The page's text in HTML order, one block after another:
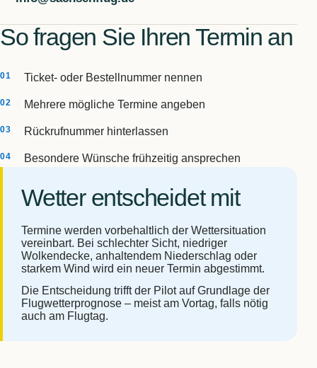
So fragen Sie Ihren Termin an
Ticket- oder Bestellnummer nennen
Mehrere mögliche Termine angeben
Rückrufnummer hinterlassen
Besondere Wünsche frühzeitig ansprechen
Wetter entscheidet mit
Termine werden vorbehaltlich der Wettersituation
vereinbart. Bei schlechter Sicht, niedriger
Wolkendecke, anhaltendem Niederschlag oder
starkem Wind wird ein neuer Termin abgestimmt.
Die Entscheidung trifft der Pilot auf Grundlage der
Flugwetterprognose – meist am Vortag, falls nötig
auch am Flugtag.